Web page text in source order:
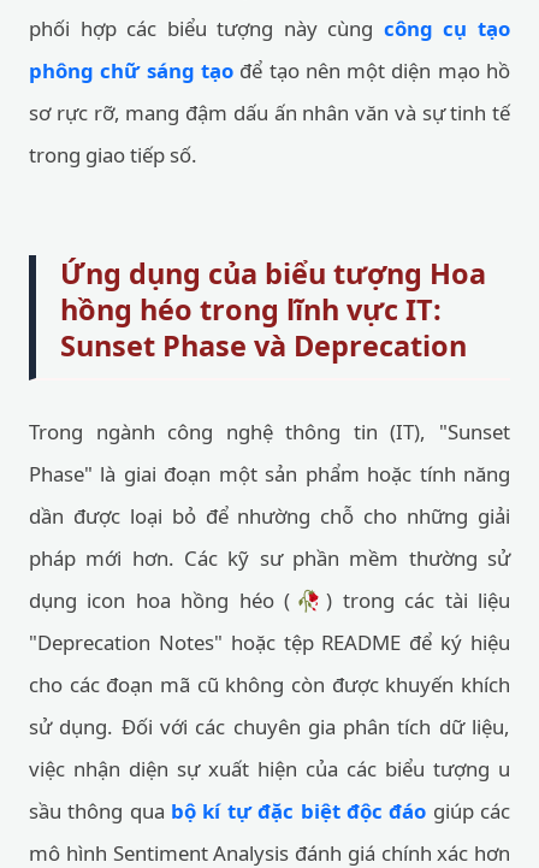
phối hợp các biểu tượng này cùng công cụ tạo
phông chữ sáng tạođể tạo nên một diện mạo hồ
sơ rực rỡ, mang đậm dấu ấn nhân văn và sự tinh tế
trong giao tiếp số.
Ứng dụng của biểu tượng Hoa
hồng héo trong lĩnh vực IT:
Sunset Phase và Deprecation
Trong ngành công nghệ thông tin (IT), "Sunset
Phase" là giai đoạn một sản phẩm hoặc tính năng
dần được loại bỏ để nhường chỗ cho những giải
pháp mới hơn. Các kỹ sư phần mềm thường sử
dụng icon hoa hồng héo (🥀) trong các tài liệu
"Deprecation Notes" hoặc tệp README để ký hiệu
cho các đoạn mã cũ không còn được khuyến khích
sử dụng. Đối với các chuyên gia phân tích dữ liệu,
việc nhận diện sự xuất hiện của các biểu tượng u
sầu thông qua bộ kí tự đặc biệt độc đáo giúp các
mô hình Sentiment Analysis đánh giá chính xác hơn